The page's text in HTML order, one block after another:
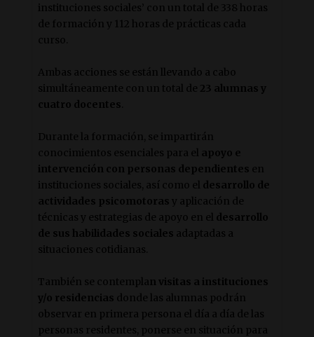
instituciones sociales’ con un total de 338 horas
de formación y 112 horas de prácticas cada
curso.
Ambas acciones se están llevando a cabo
simultáneamente con un total de 23 alumnas y
cuatro docentes
Durante la formación, se impartirán
conocimientos esenciales para el apoyo e
intervención con personas dependientes en
instituciones sociales, así como el desarrollo de
actividades psicomotoras y aplicación de
técnicas y estrategias de apoyo en el desarrollo
de sus habilidades sociales adaptadas a
situaciones cotidianas.
También se contemplan visitas a instituciones
y/o residencias donde las alumnas podrán
observar en primera persona el día a día de las
personas residentes, ponerse en situación para